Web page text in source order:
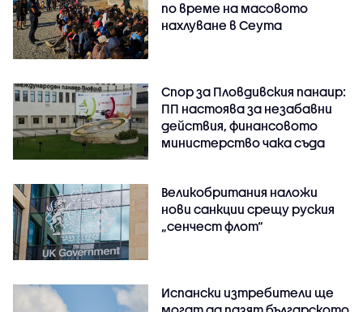
по време на масовото
нахлуване в Сеута
Спор за Пловдивския панаир:
ПП настоява за незабавни
действия, финансовото
министерство чака съда
Великобритания наложи
нови санкции срещу руския
„сенчест флот“
Испански изтребители ще